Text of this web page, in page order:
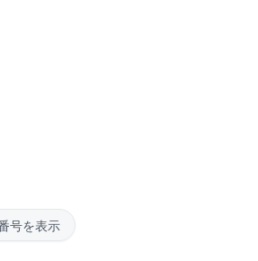
号を表示